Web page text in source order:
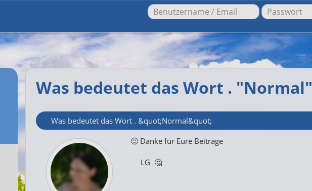
Was bedeutet das Wort . "Normal"
Was bedeutet das Wort . &quot;Normal&quot;
🙂 Danke für Eure Beiträge
LG 🤔